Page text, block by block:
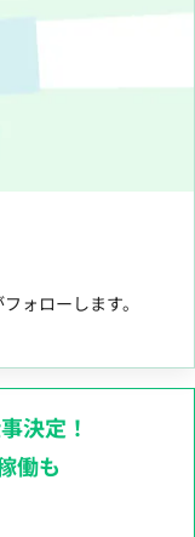
ォローします。
決定！
働も